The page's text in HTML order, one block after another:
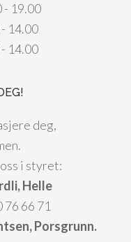
- 19.00
14.00
14.00
deg,
i styret:
Helle
76 66 71
Porsgrunn.